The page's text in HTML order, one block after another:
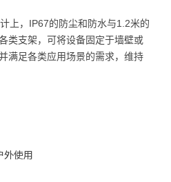
上，IP67的防尘和防水与1.2米的
类支架，可将设备固定于墙壁或
满足各类应用场景的需求，维持
外使用